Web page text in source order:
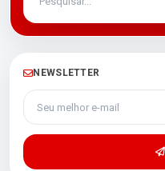
NEWSLETTER
Seu melhor e-mail